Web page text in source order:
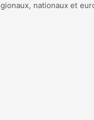
nationaux et